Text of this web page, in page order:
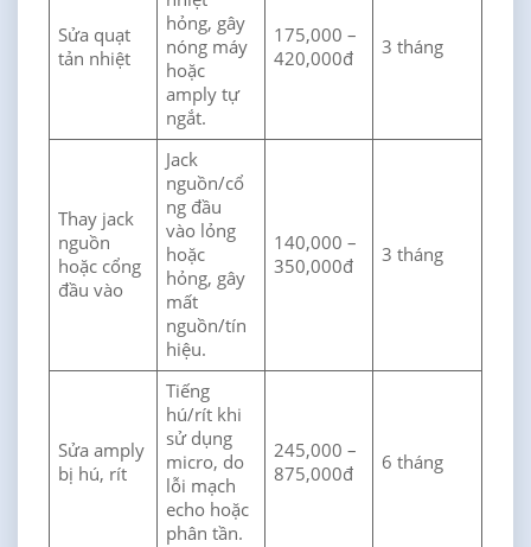
Sửa quạt
tản nhiệt
hỏng, gây
nóng máy
hoặc
amply tự
ngắt.
175,000 –
420,000đ
3 tháng
Thay jack
nguồn
hoặc cổng
đầu vào
Jack
nguồn/cổ
ng đầu
vào lỏng
hoặc
hỏng, gây
mất
nguồn/tín
hiệu.
140,000 –
350,000đ
3 tháng
Sửa amply
bị hú, rít
Tiếng
hú/rít khi
sử dụng
micro, do
lỗi mạch
echo hoặc
phân tần.
245,000 –
875,000đ
6 tháng